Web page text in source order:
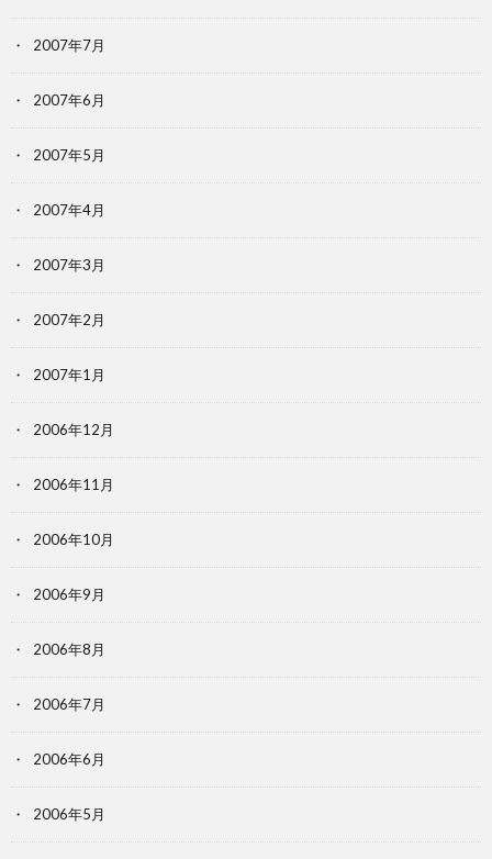
2007年7月
2007年6月
2007年5月
2007年4月
2007年3月
2007年2月
2007年1月
2006年12月
2006年11月
2006年10月
2006年9月
2006年8月
2006年7月
2006年6月
2006年5月